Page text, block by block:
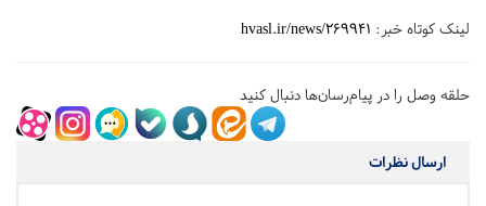
لینک کوتاه خبر: hvasl.ir/news/269941
حلقه وصل را در پیام‌رسان‌ها دنبال کنید
ارسال نظرات